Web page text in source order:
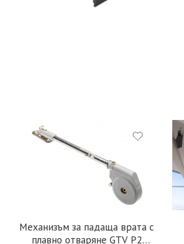
Механизъм за падаща врата с
плавно отваряне GTV P2